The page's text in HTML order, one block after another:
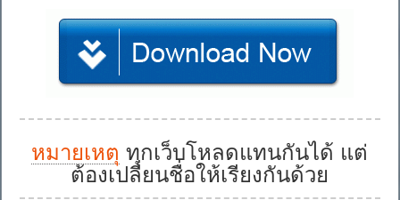
หมายเหตุ ทุกเว็บโหลดแทนกันได้ แต่
ต้องเปลี่ยนชื่อให้เรียงกันด้วย